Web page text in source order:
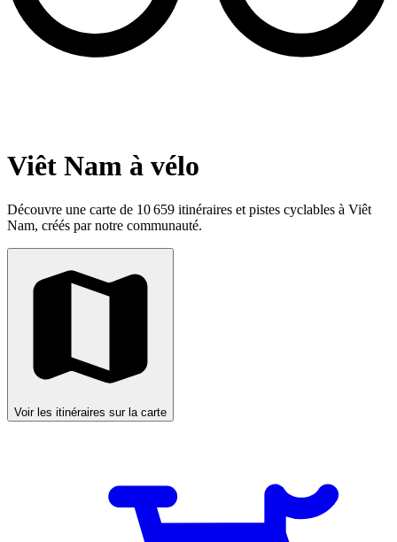
Viêt Nam à vélo
Découvre une carte de 10 659 itinéraires et pistes cyclables à Viêt
Nam, créés par notre communauté.
Voir les itinéraires sur la carte